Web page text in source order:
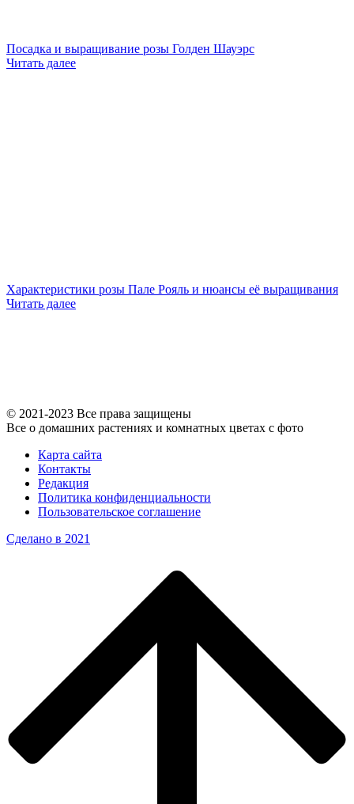
Посадка и выращивание розы Голден Шауэрс
Читать далее
Характеристики розы Пале Рояль и нюансы её выращивания
Читать далее
© 2021-2023 Все права защищены
Все о домашних растениях и комнатных цветах с фото
Карта сайта
Контакты
Редакция
Политика конфиденциальности
Пользовательское соглашение
Сделано в 2021